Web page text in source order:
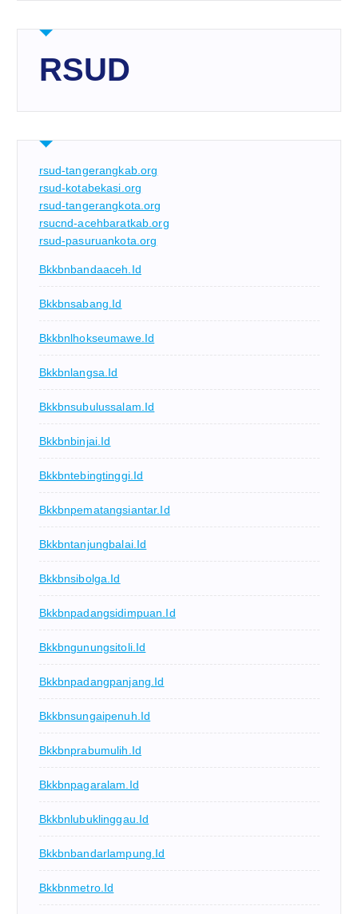
RSUD
rsud-tangerangkab.org
rsud-kotabekasi.org
rsud-tangerangkota.org
rsucnd-acehbaratkab.org
rsud-pasuruankota.org
Bkkbnbandaaceh.id
Bkkbnsabang.id
Bkkbnlhokseumawe.id
Bkkbnlangsa.id
Bkkbnsubulussalam.id
Bkkbnbinjai.id
Bkkbntebingtinggi.id
Bkkbnpematangsiantar.id
Bkkbntanjungbalai.id
Bkkbnsibolga.id
Bkkbnpadangsidimpuan.id
Bkkbngunungsitoli.id
Bkkbnpadangpanjang.id
Bkkbnsungaipenuh.id
Bkkbnprabumulih.id
Bkkbnpagaralam.id
Bkkbnlubuklinggau.id
Bkkbnbandarlampung.id
Bkkbnmetro.id